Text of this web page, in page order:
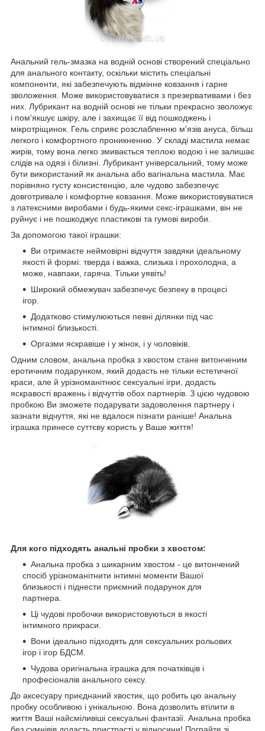
Анальний гель-змазка на водній основі створений спеціально
для анального контакту, оскільки містить спеціальні
компоненти, які забезпечують відмінне ковзання і гарне
зволоження. Може використовуватися з презервативами і без
них. Лубрикант на водній основі не тільки прекрасно зволожує
і пом'якшує шкіру, але і захищає її від пошкоджень і
мікротріщинок. Гель сприяє розслабленню м'язів ануса, більш
легкого і комфортного проникненню. У складі мастила немає
жирів, тому вона легко змивається теплою водою і не залишає
слідів на одязі і білизні. Лубрикант універсальний, тому може
бути використаний як анальна або вагінальна мастила. Має
порівняно густу консистенцію, але чудово забезпечує
довготривале і комфортне ковзання. Може використовуватися
з латексними виробами і будь-якими секс-іграшками, він не
руйнує і не пошкоджує пластикові та гумові вироби.
За допомогою такої іграшки:
Ви отримаєте неймовірні відчуття завдяки ідеальному
якості й формі: тверда і важка, слизька і прохолодна, а
може, навпаки, гаряча. Тільки уявіть!
Широкий обмежувач забезпечує безпеку в процесі
ігор.
Додатково стимулюються певні ділянки під час
інтимної близькості.
Оргазми яскравіше і у жінок, і у чоловіків.
Одним словом, анальна пробка з хвостом стане витонченим
еротичним подарунком, який додасть не тільки естетичної
краси, але й урізноманітнює сексуальні ігри, додасть
яскравості вражень і відчуттів обох партнерів. З цією чудовою
пробкою Ви зможете подарувати задоволення партнеру і
зазнати відчуття, які не вдалося пізнати раніше! Анальна
іграшка принесе суттєву користь у Ваше життя!
Для кого підходять анальні пробки з хвостом:
Анальна пробка з шикарним хвостом - це витончений
спосіб урізноманітнити інтимні моменти Вашої
близькості і піднести приємний подарунок для
партнера.
Ці чудові пробочки використовуються в якості
інтимного прикраси.
Вони ідеально підходять для сексуальних рольових
ігор і ігор БДСМ.
Чудова оригінальна іграшка для початківців і
професіоналів анального сексу.
До аксесуару приєднаний хвостик, що робить цю анальну
пробку особливою і унікальною. Вона дозволить втілити в
життя Ваші найсміливіші сексуальні фантазії. Анальна пробка
без сумнівів додасть пристрасті у відносини! Пограйте зі